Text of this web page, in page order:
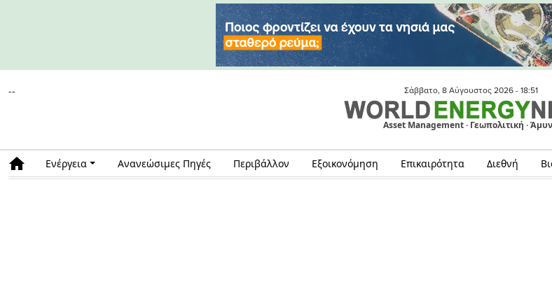
-- Σάββατο, 8 Αύγουστος 2026 - 18:51
Asset Management · Γεωπολιτική ·
Ενέργεια Ανανεώσιμες Πηγές Περιβάλλον Εξοικονόμηση Επικαιρότητα Διεθνή